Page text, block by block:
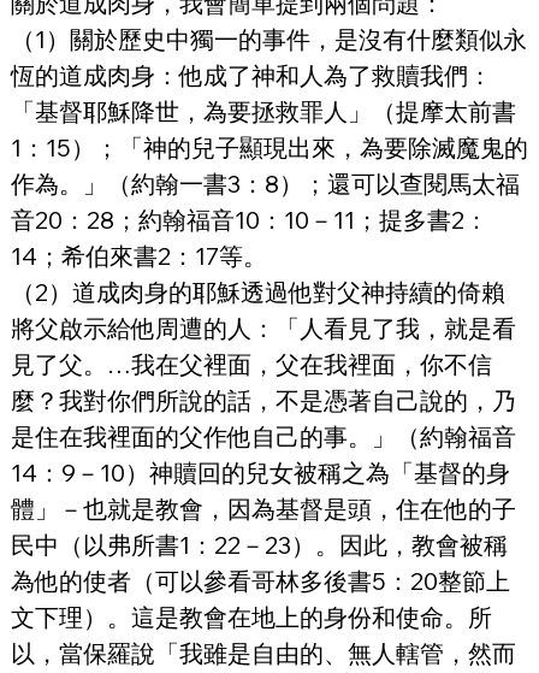
（1）關於歷史中獨一的事件，是沒有什麼類似永
恆的道成肉身：他成了神和人為了救贖我們：
「基督耶穌降世，為要拯救罪人」（提摩太前書
1：15）；「神的兒子顯現出來，為要除滅魔鬼的
作為。」（約翰一書3：8）；還可以查閱馬太福
音20：28；約翰福音10：10－11；提多書2：
14；希伯來書2：17等。
（2）道成肉身的耶穌透過他對父神持續的倚賴
將父啟示給他周遭的人：「人看見了我，就是看
見了父。…我在父裡面，父在我裡面，你不信
麼？我對你們所說的話，不是憑著自己說的，乃
是住在我裡面的父作他自己的事。」（約翰福音
14：9－10）神贖回的兒女被稱之為「基督的身
體」－也就是教會，因為基督是頭，住在他的子
民中（以弗所書1：22－23）。因此，教會被稱
為他的使者（可以參看哥林多後書5：20整節上
文下理）。這是教會在地上的身份和使命。所
以，當保羅說「我雖是自由的、無人轄管，然而